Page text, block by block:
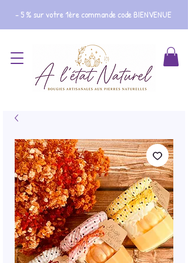
- 5 % sur votre 1ère commande code BIENVENUE